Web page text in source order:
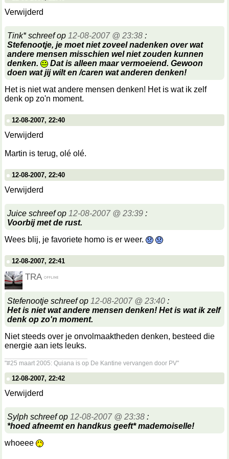
Verwijderd
Tink* schreef op 12-08-2007 @ 23:38 :
Stefenootje, je moet niet zoveel nadenken over wat
andere mensen misschien wel niet zouden kunnen
denken.
Dat is alleen maar vermoeiend. Gewoon
doen wat jij wilt en /caren wat anderen denken!
Het is niet wat andere mensen denken! Het is wat ik zelf
denk op zo'n moment.
12-08-2007, 22:40
Verwijderd
Martin is terug, olé olé.
12-08-2007, 22:40
Verwijderd
Juice schreef op 12-08-2007 @ 23:39 :
Voorbij met de rust.
Wees blij, je favoriete homo is er weer.
12-08-2007, 22:41
TRA
Stefenootje schreef op 12-08-2007 @ 23:40 :
Het is niet wat andere mensen denken! Het is wat ik zelf
denk op zo'n moment.
Niet steeds over je onvolmaaktheden denken, besteed die
energie aan iets leuks.
"#25 maart 2005: Quiana is op De Kantine vervangen door PV"
12-08-2007, 22:42
Verwijderd
Sylph schreef op 12-08-2007 @ 23:38 :
*hoed afneemt en handkus geeft* mademoiselle!
whoeee